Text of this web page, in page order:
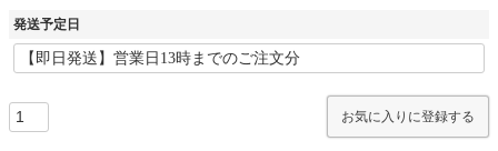
発送予定日
お気に入りに登録する